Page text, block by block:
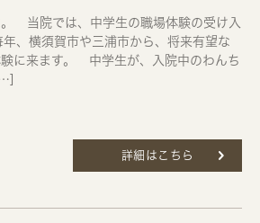
当院では、中学生の職場体験の受け入
、横須賀市や三浦市から、将来有望な
に来ます。 中学生が、入院中のわんち
詳細はこちら